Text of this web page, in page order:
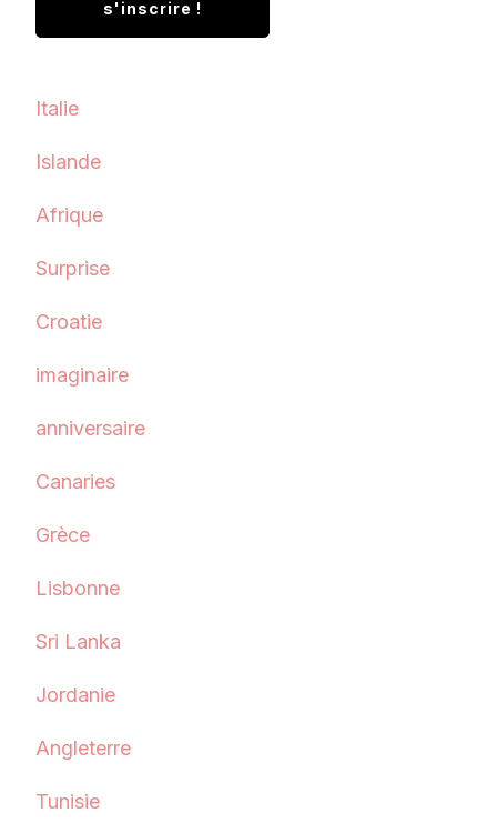
Italie
Islande
Afrique
Surprise
Croatie
imaginaire
anniversaire
Canaries
Grèce
Lisbonne
Sri Lanka
Jordanie
Angleterre
Tunisie